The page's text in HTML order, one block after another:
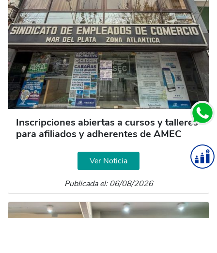
Inscripciones abiertas a cursos y talleres
para afiliados y adherentes de AMEC
Ver Noticia
Publicada el: 06/08/2026